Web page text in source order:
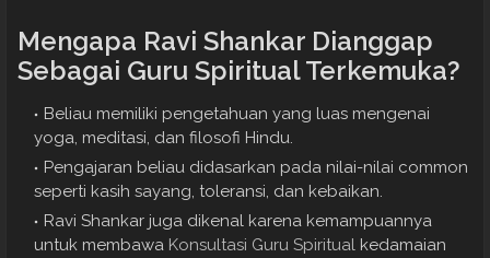
Mengapa Ravi Shankar Dianggap
Sebagai Guru Spiritual Terkemuka?
Beliau memiliki pengetahuan yang luas mengenai
yoga, meditasi, dan filosofi Hindu.
Pengajaran beliau didasarkan pada nilai-nilai common
seperti kasih sayang, toleransi, dan kebaikan.
Ravi Shankar juga dikenal karena kemampuannya
untuk membawa Konsultasi Guru Spiritual kedamaian